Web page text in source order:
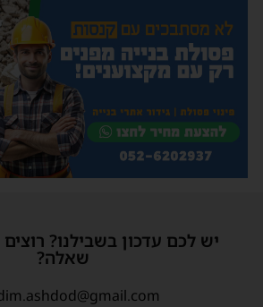
יש לכם עדכון בשבילנו?
שאלה?